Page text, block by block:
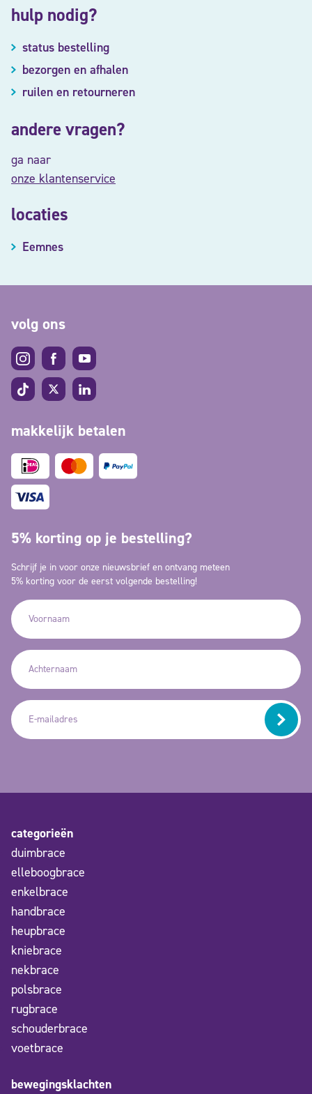
hulp nodig?
status bestelling
bezorgen en afhalen
ruilen en retourneren
andere vragen?
ga naar
onze klantenservice
locaties
Eemnes
volg ons
makkelijk betalen
5% korting op je bestelling?
Schrijf je in voor onze nieuwsbrief en ontvang meteen
5% korting voor de eerst volgende bestelling!
categorieën
duimbrace
elleboogbrace
enkelbrace
handbrace
heupbrace
kniebrace
nekbrace
polsbrace
rugbrace
schouderbrace
voetbrace
bewegingsklachten